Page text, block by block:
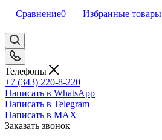
Сравнение0 Избранные товары
Телефоны
+7 (343) 220-8-220
Написать в WhatsApp
Написать в Telegram
Написать в MAX
Заказать звонок